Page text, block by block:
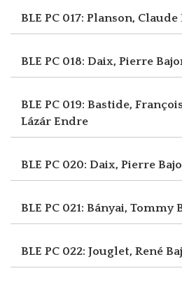
BLE PC 017: Planson, Claude
BLE PC 018: Daix, Pierre
BLE PC 019: Bastide,
Lázár Endre
BLE PC 020: Daix, Pierre
BLE PC 021: Bányai, Tommy
BLE PC 022: Jouglet, René